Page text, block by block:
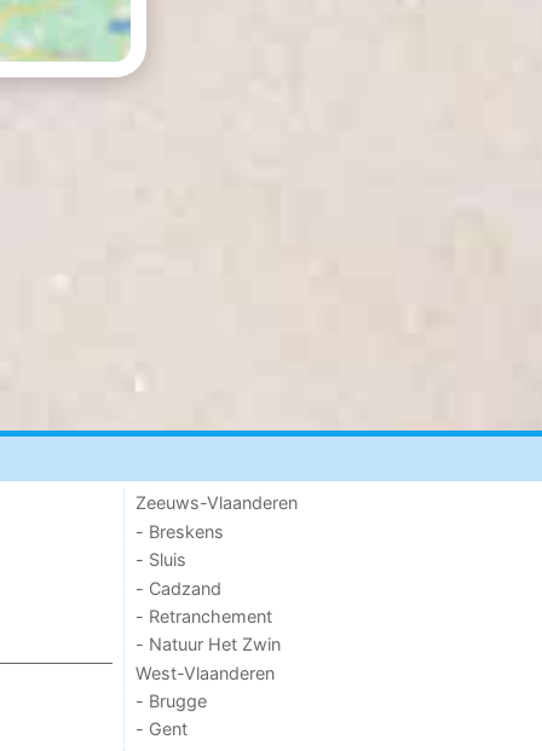
Zeeuws-Vlaanderen
- Breskens
- Sluis
- Cadzand
- Retranchement
- Natuur Het Zwin
West-Vlaanderen
- Brugge
- Gent